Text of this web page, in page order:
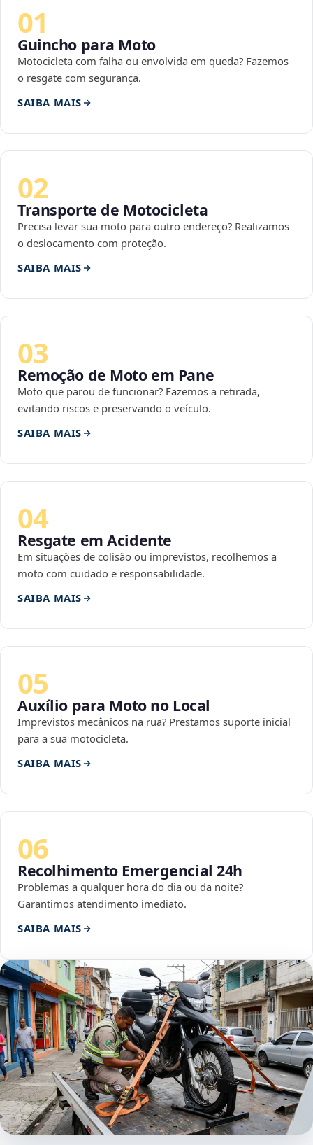
01
Guincho para Moto
Motocicleta com falha ou envolvida em queda? Fazemos
o resgate com segurança.
SAIBA MAIS
02
Transporte de Motocicleta
Precisa levar sua moto para outro endereço? Realizamos
o deslocamento com proteção.
SAIBA MAIS
03
Remoção de Moto em Pane
Moto que parou de funcionar? Fazemos a retirada,
evitando riscos e preservando o veículo.
SAIBA MAIS
04
Resgate em Acidente
Em situações de colisão ou imprevistos, recolhemos a
moto com cuidado e responsabilidade.
SAIBA MAIS
05
Auxílio para Moto no Local
Imprevistos mecânicos na rua? Prestamos suporte inicial
para a sua motocicleta.
SAIBA MAIS
06
Recolhimento Emergencial 24h
Problemas a qualquer hora do dia ou da noite?
Garantimos atendimento imediato.
SAIBA MAIS